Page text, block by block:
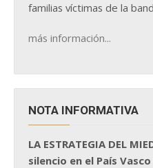
familias víctimas de la
más información...
NOTA INFORMATIVA
LA ESTRATEGIA DEL
silencio en el País